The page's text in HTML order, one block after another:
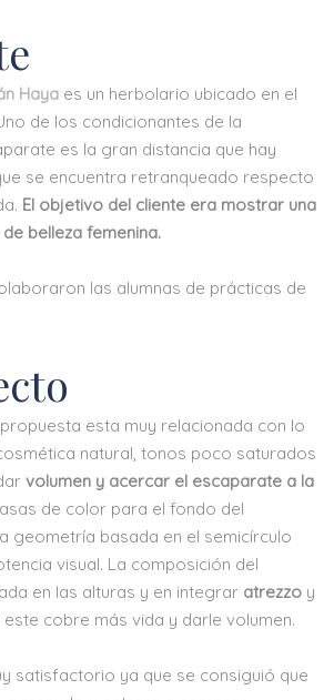
Haya es un herbolario ubicado en el
de los condicionantes de la
es la gran distancia que hay
se encuentra retranqueado respecto
El objetivo del cliente era mostrar una
belleza femenina.
las alumnas de prácticas de
propuesta esta muy relacionada con lo
natural, tonos poco saturados
volumen y acercar el escaparate a la
de color para el fondo del
geometría basada en el semicírculo
visual. La composición del
en las alturas y en integrar atrezzo y
cobre más vida y darle volumen.
satisfactorio ya que se consiguió que